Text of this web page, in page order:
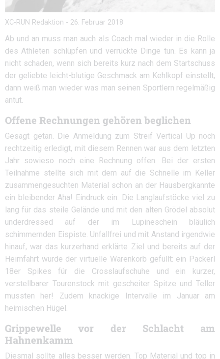
XC-RUN Redaktion - 26. Februar 2018
Ab und an muss man auch als Coach mal wieder in die Rolle
des Athleten schlüpfen und verrückte Dinge tun. Es kann ja
nicht schaden, wenn sich bereits kurz nach dem Startschuss
der geliebte leicht-blutige Geschmack am Kehlkopf einstellt,
dann weiß man wieder was man seinen Sportlern regelmäßig
antut.
Offene Rechnungen gehören beglichen
Gesagt getan. Die Anmeldung zum Streif Vertical Up noch
rechtzeitig erledigt, mit diesem Rennen war aus dem letzten
Jahr sowieso noch eine Rechnung offen. Bei der ersten
Teilnahme stellte sich mit dem auf die Schnelle im Keller
zusammengesuchten Material schon an der Hausbergkannte
ein bleibender Aha! Eindruck ein. Die Langlaufstöcke viel zu
lang für das steile Gelände und mit den alten Grödel absolut
underdressed auf der im Lupineschein bläulich
schimmernden Eispiste. Unfallfrei und mit Anstand irgendwie
hinauf, war das kurzerhand erklärte Ziel und bereits auf der
Heimfahrt wurde der virtuelle Warenkorb gefüllt: ein Packerl
18er Spikes für die Crosslaufschuhe und ein kurzer,
verstellbarer Tourenstock mit gescheiter Spitze und Teller
mussten her! Zudem knackige Intervalle im Januar am
heimischen Hügel.
Grippewelle vor der Schlacht am
Hahnenkamm
Diesmal sollte alles besser werden. Top Material und top in